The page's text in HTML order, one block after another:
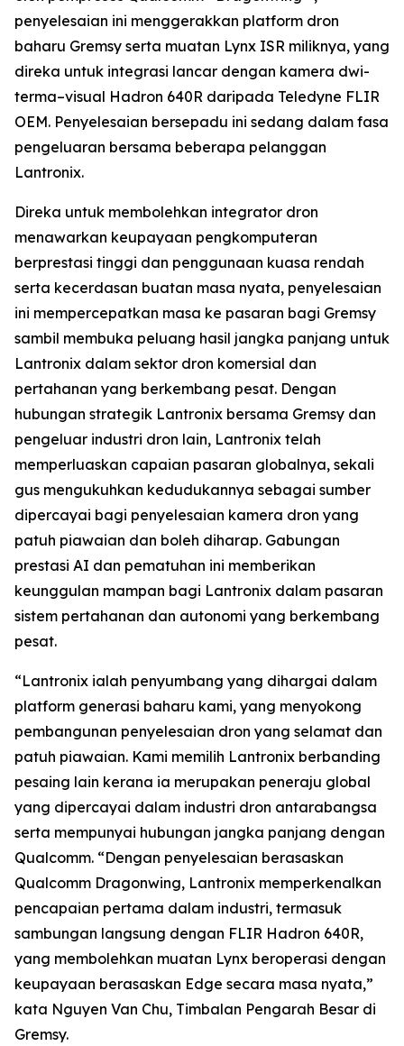
penyelesaian ini menggerakkan platform dron
baharu Gremsy serta muatan Lynx ISR miliknya, yang
direka untuk integrasi lancar dengan kamera dwi-
terma–visual Hadron 640R daripada Teledyne FLIR
OEM. Penyelesaian bersepadu ini sedang dalam fasa
pengeluaran bersama beberapa pelanggan
Lantronix.
Direka untuk membolehkan integrator dron
menawarkan keupayaan pengkomputeran
berprestasi tinggi dan penggunaan kuasa rendah
serta kecerdasan buatan masa nyata, penyelesaian
ini mempercepatkan masa ke pasaran bagi Gremsy
sambil membuka peluang hasil jangka panjang untuk
Lantronix dalam sektor dron komersial dan
pertahanan yang berkembang pesat. Dengan
hubungan strategik Lantronix bersama Gremsy dan
pengeluar industri dron lain, Lantronix telah
memperluaskan capaian pasaran globalnya, sekali
gus mengukuhkan kedudukannya sebagai sumber
dipercayai bagi penyelesaian kamera dron yang
patuh piawaian dan boleh diharap. Gabungan
prestasi AI dan pematuhan ini memberikan
keunggulan mampan bagi Lantronix dalam pasaran
sistem pertahanan dan autonomi yang berkembang
pesat.
“Lantronix ialah penyumbang yang dihargai dalam
platform generasi baharu kami, yang menyokong
pembangunan penyelesaian dron yang selamat dan
patuh piawaian. Kami memilih Lantronix berbanding
pesaing lain kerana ia merupakan peneraju global
yang dipercayai dalam industri dron antarabangsa
serta mempunyai hubungan jangka panjang dengan
Qualcomm. “Dengan penyelesaian berasaskan
Qualcomm Dragonwing, Lantronix memperkenalkan
pencapaian pertama dalam industri, termasuk
sambungan langsung dengan FLIR Hadron 640R,
yang membolehkan muatan Lynx beroperasi dengan
keupayaan berasaskan Edge secara masa nyata,”
kata Nguyen Van Chu, Timbalan Pengarah Besar di
Gremsy.